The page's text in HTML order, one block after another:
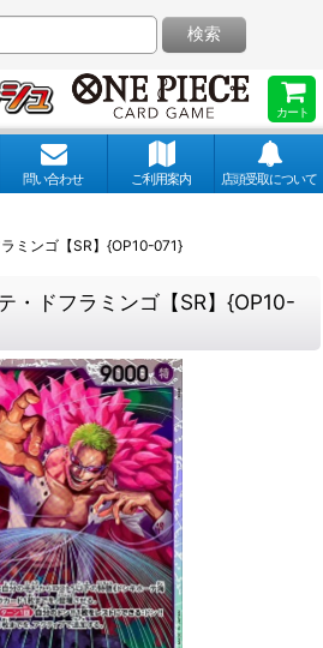
カート
検索
問い合わせ ご利用案内 店頭受取について
ミンゴ【SR】{OP10-071}
・ドフラミンゴ【SR】{OP10-